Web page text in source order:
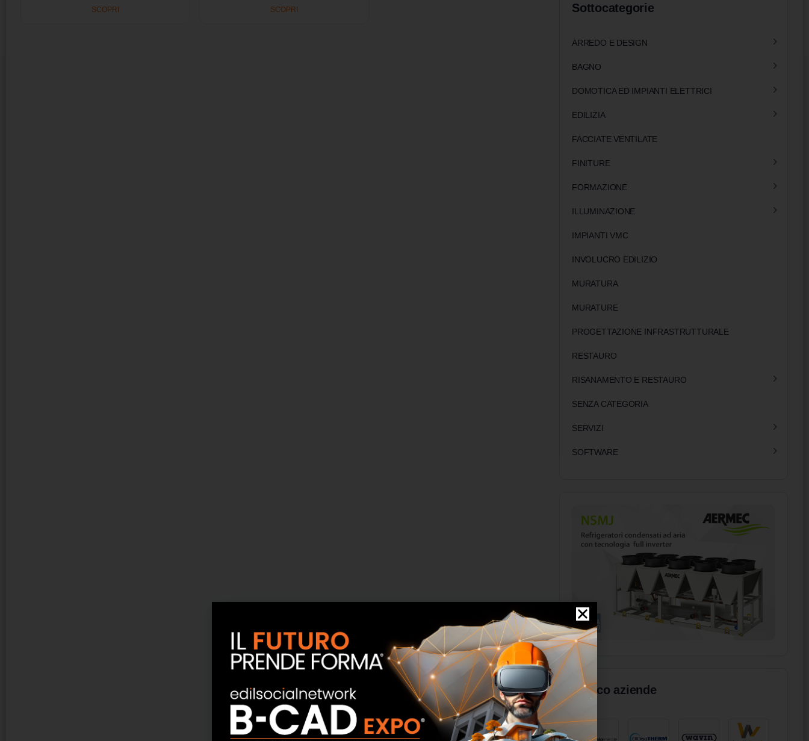
SCOPRI SCOPRI Sottocategorie
ARREDO E DESIGN
BAGNO
DOMOTICA ED IMPIANTI ELETTRICI
EDILIZIA
FACCIATE VENTILATE
FINITURE
FORMAZIONE
ILLUMINAZIONE
IMPIANTI VMC
INVOLUCRO EDILIZIO
MURATURA
MURATURE
PROGETTAZIONE INFRASTRUTTURALE
RESTAURO
RISANAMENTO E RESTAURO
SENZA CATEGORIA
SERVIZI
SOFTWARE
Elenco aziende